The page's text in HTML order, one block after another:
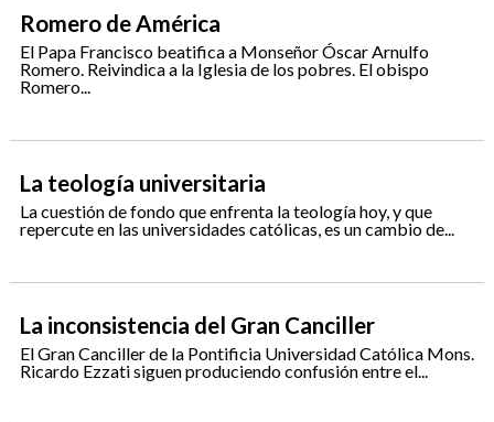
Romero de América
El Papa Francisco beatifica a Monseñor Óscar Arnulfo
Romero. Reivindica a la Iglesia de los pobres. El obispo
Romero...
La teología universitaria
La cuestión de fondo que enfrenta la teología hoy, y que
repercute en las universidades católicas, es un cambio de...
La inconsistencia del Gran Canciller
El Gran Canciller de la Pontificia Universidad Católica Mons.
Ricardo Ezzati siguen produciendo confusión entre el...